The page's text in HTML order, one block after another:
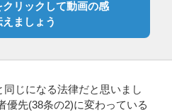
リックして動画の感
ましょう
じになる法律だと思いまし
優先(38条の2)に変わっている